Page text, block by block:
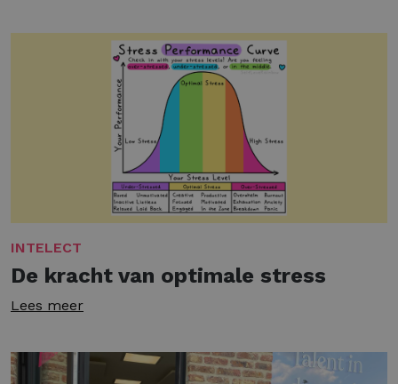
INTELECT
De kracht van optimale stress
Lees meer